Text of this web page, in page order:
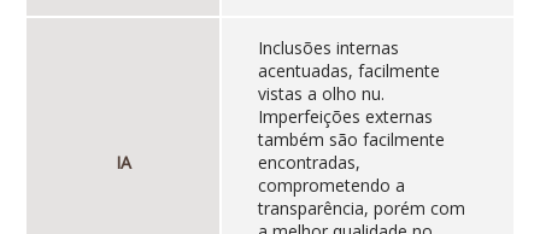
IA
Inclusões internas
acentuadas, facilmente
vistas a olho nu.
Imperfeições externas
também são facilmente
encontradas,
comprometendo a
transparência, porém com